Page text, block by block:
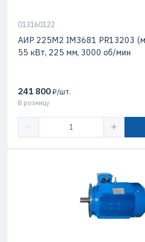
013160122
АИР 225М2 IM3681 PR13203
55 кВт, 225 мм, 3000 об/мин
241 800₽/шт.
В розницу